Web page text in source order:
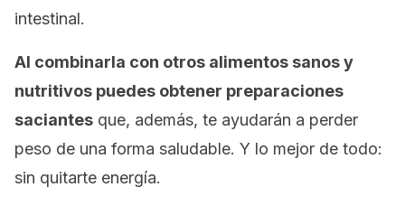
intestinal.
Al combinarla con otros alimentos sanos y
nutritivos puedes obtener preparaciones
saciantes que, además, te ayudarán a perder
peso de una forma saludable. Y lo mejor de todo:
sin quitarte energía.